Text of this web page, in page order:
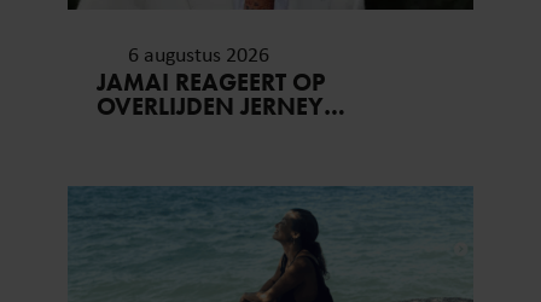
6 augustus 2026
JAMAI REAGEERT OP
OVERLIJDEN JERNEY
VERGETEN’